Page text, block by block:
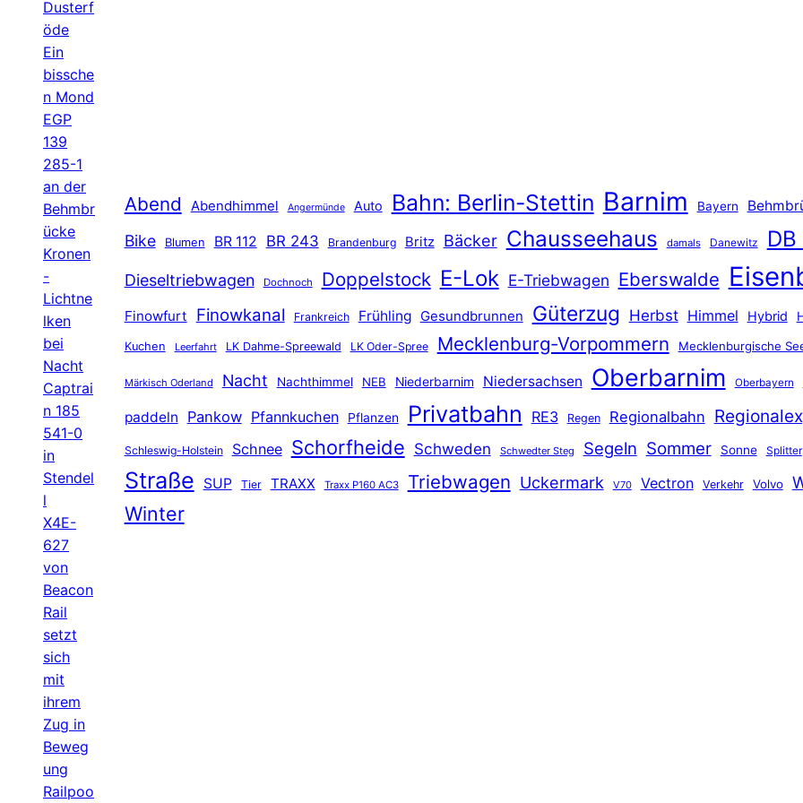
Dusterf
öde
Ein
bissche
n Mond
EGP
139
285-1
an der
Behmbr
ücke
Kronen
-
Lichtne
lken
bei
Nacht
Captrai
n 185
541-0
in
Stendel
l
X4E-
627
von
Beacon
Rail
setzt
sich
mit
ihrem
Zug in
Beweg
ung
Railpoo
Abend Abendhimmel Angermünde Auto Bahn: Berlin-Stettin Barnim Bayern
Bike Blumen BR 112 BR 243 Brandenburg Britz Bäcker Chausseehaus damals Danewitz DB
Dieseltriebwagen Dochnoch Doppelstock E-Lok E-Triebwagen Eberswalde
Finowfurt Finowkanal Frankreich Frühling Gesundbrunnen Güterzug Herbst Himmel Hybrid
Kuchen Leerfahrt LK Dahme-Spreewald LK Oder-Spree Mecklenburg-Vorpommern Mecklenburgische
Märkisch Oderland Nacht Nachthimmel NEB Niederbarnim Niedersachsen Oberbarnim Oberbayern
paddeln Pankow Pfannkuchen Pflanzen Privatbahn RE3 Regen Regionalbahn
Schleswig-Holstein Schnee Schorfheide Schweden Schwedter Steg Segeln Sommer Sonne Splitter
Straße SUP Tier TRAXX Traxx P160 AC3 Triebwagen Uckermark V70 Vectron Verkehr Volvo
Winter